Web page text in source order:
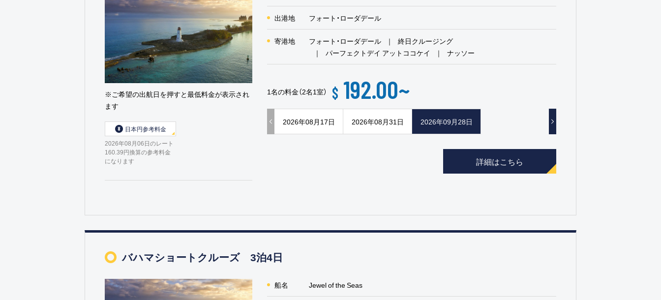
出港地 フォート・ローダデール
寄港地 フォート・ローダデール
終日クルージング
パーフェクトデイ アットココケイ
ナッソー
1名の料金（2名1室） $ 192.00~
2026年08月17日 2026年08月31日 2026年09月28日
詳細はこちら
※ご希望の出航日を押すと最低料金が表示され
ます
日本円参考料金
2026年08月06日のレート
160.39円換算の参考料金
になります
バハマショートクルーズ 3泊4日
船名 Jewel of the Seas